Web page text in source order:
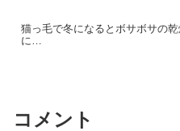
猫っ毛で冬になるとボサボサの
に…
コメント